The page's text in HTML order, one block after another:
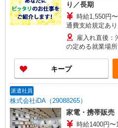
り／長期
時給1,550円〜
通費支給規定あ
基準通り） ※給
り 【月収例】＊月22日勤務の場合 時給1,550円×8
時間×22日＝
雇入れ直後：
の定める就業場所
キープ
派遣社員
株式会社iDA（29088265）
家電・携帯販売
時給1400円